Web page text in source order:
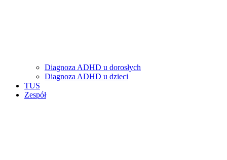
Diagnoza ADHD u dorosłych
Diagnoza ADHD u dzieci
TUS
Zespół